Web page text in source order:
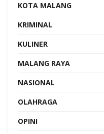
KOTA MALANG
KRIMINAL
KULINER
MALANG RAYA
NASIONAL
OLAHRAGA
OPINI